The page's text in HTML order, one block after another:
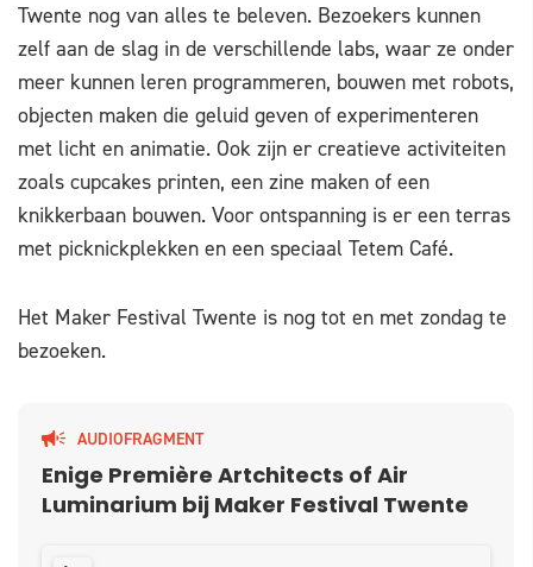
Twente nog van alles te beleven. Bezoekers kunnen
zelf aan de slag in de verschillende labs, waar ze onder
meer kunnen leren programmeren, bouwen met robots,
objecten maken die geluid geven of experimenteren
met licht en animatie. Ook zijn er creatieve activiteiten
zoals cupcakes printen, een zine maken of een
knikkerbaan bouwen. Voor ontspanning is er een terras
met picknickplekken en een speciaal Tetem Café.
Het Maker Festival Twente is nog tot en met zondag te
bezoeken.
AUDIOFRAGMENT
Enige Première Artchitects of Air
Luminarium bij Maker Festival Twente